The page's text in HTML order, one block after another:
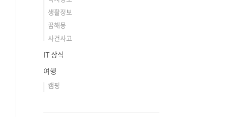
생활정보
꿈해몽
사건사고
IT 상식
여행
캠핑